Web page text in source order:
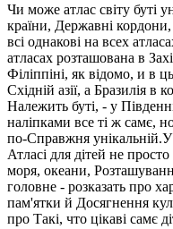
Чи може атлас світу буті
країни, Державні
всі однакові на всех
атласах розташована в
Філіппіні, як відомо, и в
Східній азії, а Бразилія в
Належить буті, - у
наліпками все ті ж самє,
по-Справжня
Атласі для дітей не
моря, океани,
головне - розказать про
пам'ятки й Досягнення
про Такі, что цікаві самє